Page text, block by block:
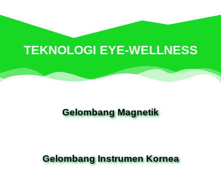
TEKNOLOGI EYE-WELLNESS
Gelombang Magnetik
Gelombang Instrumen Kornea